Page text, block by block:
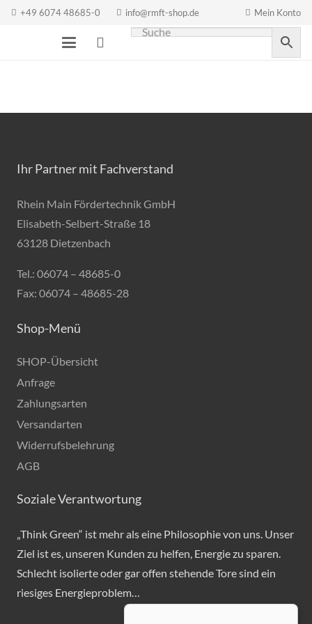
+49 6074 48685-0 info@rmft-shop.de Mein Konto
Ihr Partner mit Fachverstand
Rhein Main Fördertechnik GmbH
Elisabeth-Selbert-Straße 18
63128 Dietzenbach
Tel.: 06074 – 48685-0
Fax: 06074 – 48685-28
Shop-Menü
SHOP-Übersicht
Anfrage
Zahlungsarten
Versandarten
Widerrufsbelehrung
AGB
Soziale Verantwortung
„Think Green“ ist mehr als eine Philosophie von uns. Unser
Ziel ist es, unseren Kunden zu helfen, Energie zu sparen.
Schlecht isolierte oder gar offen stehende Tore sind ein
riesiges Energieproblem…